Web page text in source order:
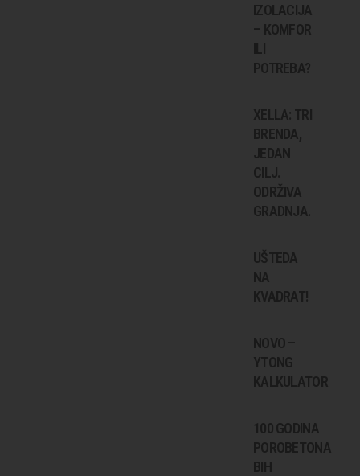
IZOLACIJA
– KOMFOR
ILI
POTREBA?
XELLA: TRI
BRENDA,
JEDAN
CILJ.
ODRŽIVA
GRADNJA.
UŠTEDA
NA
KVADRAT!
NOVO –
YTONG
KALKULATOR
100 GODINA
POROBETONA
BIH